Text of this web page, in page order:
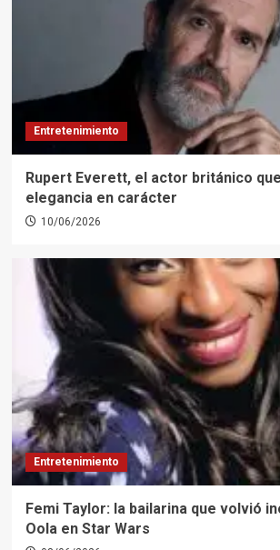
Entretenimiento
Rupert Everett, el actor británico
elegancia en carácter
10/06/2026
Entretenimiento
Femi Taylor: la bailarina que volvió
Oola en Star Wars